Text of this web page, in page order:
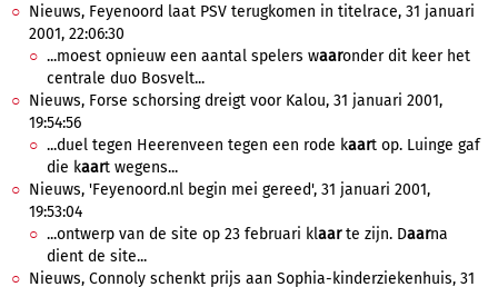
Nieuws, Feyenoord laat PSV terugkomen in titelrace, 31 januari
2001, 22:06:30
...moest opnieuw een aantal spelers waaronder dit keer het
centrale duo Bosvelt...
Nieuws, Forse schorsing dreigt voor Kalou, 31 januari 2001,
19:54:56
...duel tegen Heerenveen tegen een rode kaart op. Luinge gaf
die kaart wegens...
Nieuws, 'Feyenoord.nl begin mei gereed', 31 januari 2001,
19:53:04
...ontwerp van de site op 23 februari klaarte zijn. Daarna
dient de site...
Nieuws, Connoly schenkt prijs aan Sophia-kinderziekenhuis, 31